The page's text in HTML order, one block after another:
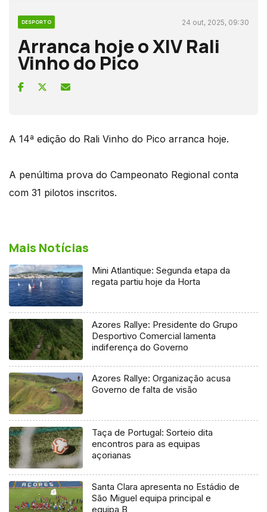
DESPORTO 24 out, 2025, 09:30
Arranca hoje o XIV Rali
Vinho do Pico
A 14ª edição do Rali Vinho do Pico arranca hoje.
A penúltima prova do Campeonato Regional conta
com 31 pilotos inscritos.
Mais Notícias
Mini Atlantique: Segunda etapa da
regata partiu hoje da Horta
Azores Rallye: Presidente do Grupo
Desportivo Comercial lamenta
indiferença do Governo
Azores Rallye: Organização acusa
Governo de falta de visão
Taça de Portugal: Sorteio dita
encontros para as equipas
açorianas
Santa Clara apresenta no Estádio de
São Miguel equipa principal e
equipa B